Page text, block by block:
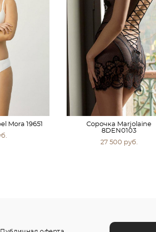
Mora 19651
Сорочка Marjolaine
8DEN0103
27 500 pуб.